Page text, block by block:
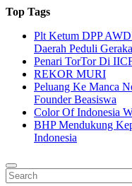
Top Tags
Plt Ketum DPP
Daerah Peduli
Penari TorTor Di
REKOR MURI
Peluang Ke Manca
Founder Beasiswa
Color Of Indonesia
BHP Mendukung
Indonesia